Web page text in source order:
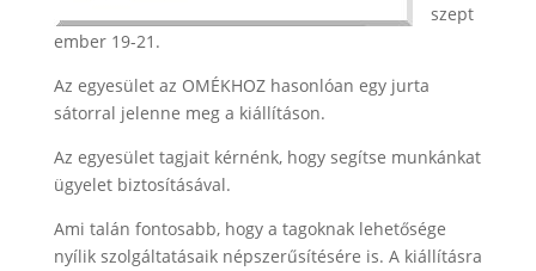
szept
ember 19-21.
Az egyesület az OMÉKHOZ hasonlóan egy jurta
sátorral jelenne meg a kiállításon.
Az egyesület tagjait kérnénk, hogy segítse munkánkat
ügyelet biztosításával.
Ami talán fontosabb, hogy a tagoknak lehetősége
nyílik szolgáltatásaik népszerűsítésére is. A kiállításra